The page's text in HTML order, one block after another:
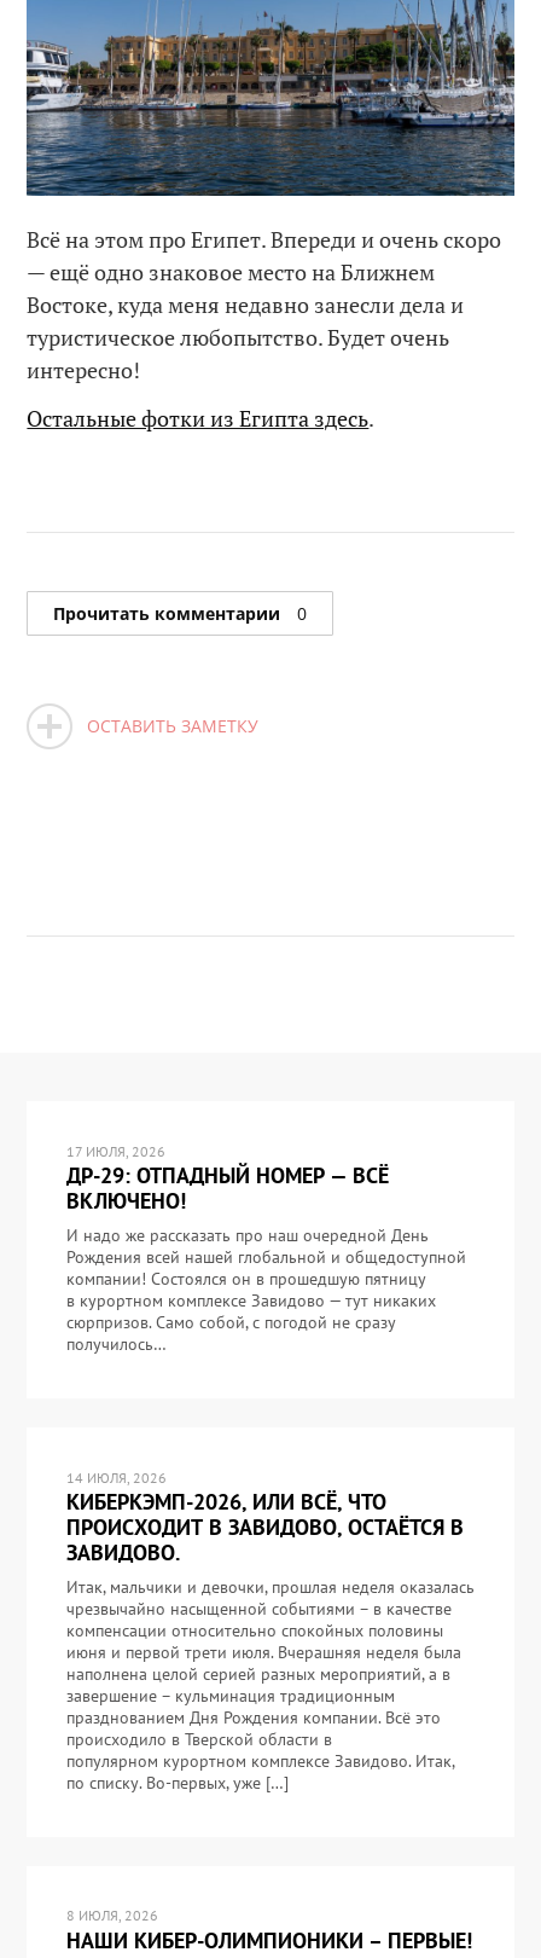
Всё на этом про Египет. Впереди и очень скоро
— ещё одно знаковое место на Ближнем
Востоке, куда меня недавно занесли дела и
туристическое любопытство. Будет очень
интересно!
Остальные фотки из Египта здесь.
Прочитать комментарии 0
ОСТАВИТЬ ЗАМЕТКУ
17 ИЮЛЯ, 2026
ДР-29: ОТПАДНЫЙ НОМЕР — ВСЁ
ВКЛЮЧЕНО!
И надо же рассказать про наш очередной День
Рождения всей нашей глобальной и общедоступной
компании! Состоялся он в прошедшую пятницу
в курортном комплексе Завидово — тут никаких
сюрпризов. Само собой, с погодой не сразу
получилось…
14 ИЮЛЯ, 2026
КИБЕРКЭМП-2026, ИЛИ ВСЁ, ЧТО
ПРОИСХОДИТ В ЗАВИДОВО, ОСТАЁТСЯ В
ЗАВИДОВО.
Итак, мальчики и девочки, прошлая неделя оказалась
чрезвычайно насыщенной событиями – в качестве
компенсации относительно спокойных половины
июня и первой трети июля. Вчерашняя неделя была
наполнена целой серией разных мероприятий, а в
завершение – кульминация традиционным
празднованием Дня Рождения компании. Всё это
происходило в Тверской области в
популярном курортном комплексе Завидово. Итак,
по списку. Во-первых, уже […]
8 ИЮЛЯ, 2026
НАШИ КИБЕР-ОЛИМПИОНИКИ – ПЕРВЫЕ!